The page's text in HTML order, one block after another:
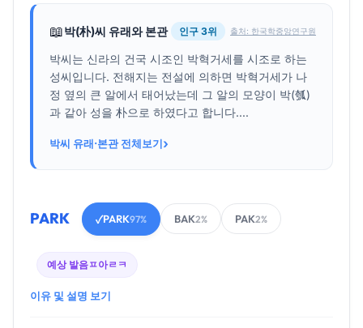
📖박(朴)씨 유래와 본관 인구 3위 출처: 한국학중앙연구원
박씨는 신라의 건국 시조인 박혁거세를 시조로 하는
성씨입니다. 전해지는 전설에 의하면 박혁거세가 나
정 옆의 큰 알에서 태어났는데 그 알의 모양이 박(瓠)
과 같아 성을 朴으로 하였다고 합니다....
박씨 유래·본관 전체보기›
PARK ✓PARK97% BAK2% PAK2%
예상 발음ㅍ아ㄹㅋ
이유 및 설명 보기